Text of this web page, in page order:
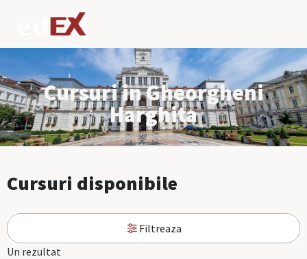
Cursuri in Gheorgheni
Harghita
Cursuri disponibile
Filtreaza
Un rezultat